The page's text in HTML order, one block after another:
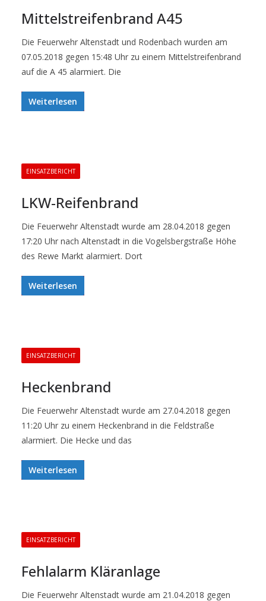
Mittelstreifenbrand A45
Die Feuerwehr Altenstadt und Rodenbach wurden am
07.05.2018 gegen 15:48 Uhr zu einem Mittelstreifenbrand
auf die A 45 alarmiert. Die
Weiterlesen
EINSATZBERICHT
LKW-Reifenbrand
Die Feuerwehr Altenstadt wurde am 28.04.2018 gegen
17:20 Uhr nach Altenstadt in die Vogelsbergstraße Höhe
des Rewe Markt alarmiert. Dort
Weiterlesen
EINSATZBERICHT
Heckenbrand
Die Feuerwehr Altenstadt wurde am 27.04.2018 gegen
11:20 Uhr zu einem Heckenbrand in die Feldstraße
alarmiert. Die Hecke und das
Weiterlesen
EINSATZBERICHT
Fehlalarm Kläranlage
Die Feuerwehr Altenstadt wurde am 21.04.2018 gegen